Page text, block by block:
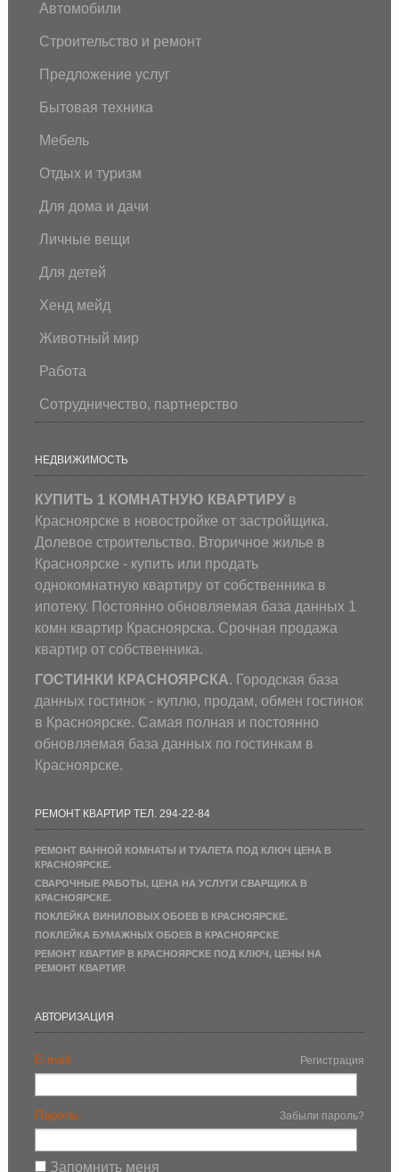
Автомобили
Строительство и ремонт
Предложение услуг
Бытовая техника
Мебель
Отдых и туризм
Для дома и дачи
Личные вещи
Для детей
Хенд мейд
Животный мир
Работа
Сотрудничество, партнерство
НЕДВИЖИМОСТЬ
КУПИТЬ 1 КОМНАТНУЮ КВАРТИРУв
Красноярске в новостройке от застройщика.
Долевое строительство. Вторичное жилье в
Красноярске - купить или продать
однокомнатную квартиру от собственника в
ипотеку. Постоянно обновляемая база данных 1
комн квартир Красноярска. Срочная продажа
квартир от собственника.
ГОСТИНКИ КРАСНОЯРСКА. Городская база
данных гостинок - куплю, продам, обмен гостинок
в Красноярске. Самая полная и постоянно
обновляемая база данных по гостинкам в
Красноярске.
РЕМОНТ КВАРТИР ТЕЛ. 294-22-84
РЕМОНТ ВАННОЙ КОМНАТЫ И ТУАЛЕТА ПОД КЛЮЧ ЦЕНА В
КРАСНОЯРСКЕ.
СВАРОЧНЫЕ РАБОТЫ, ЦЕНА НА УСЛУГИ СВАРЩИКА В
КРАСНОЯРСКЕ.
ПОКЛЕЙКА ВИНИЛОВЫХ ОБОЕВ В КРАСНОЯРСКЕ.
ПОКЛЕЙКА БУМАЖНЫХ ОБОЕВ В КРАСНОЯРСКЕ
РЕМОНТ КВАРТИР В КРАСНОЯРСКЕ ПОД КЛЮЧ, ЦЕНЫ НА
РЕМОНТ КВАРТИР.
АВТОРИЗАЦИЯ
E-mail: Регистрация
Пароль: Забыли пароль?
Запомнить меня